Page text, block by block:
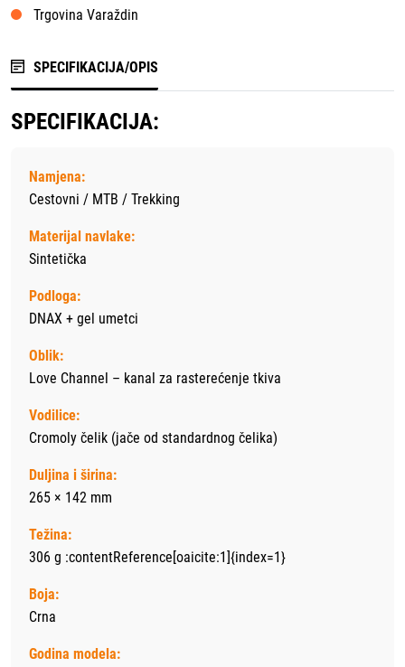
Trgovina Varaždin
SPECIFIKACIJA/OPIS
SPECIFIKACIJA:
Namjena:
Cestovni / MTB / Trekking
Materijal navlake:
Sintetička
Podloga:
DNAX + gel umetci
Oblik:
Love Channel – kanal za rasterećenje tkiva
Vodilice:
Cromoly čelik (jače od standardnog čelika)
Duljina i širina:
265 × 142 mm
Težina:
306 g :contentReference[oaicite:1]{index=1}
Boja:
Crna
Godina modela: